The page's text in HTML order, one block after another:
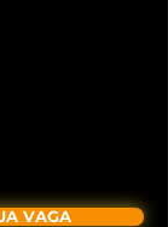
VAGA